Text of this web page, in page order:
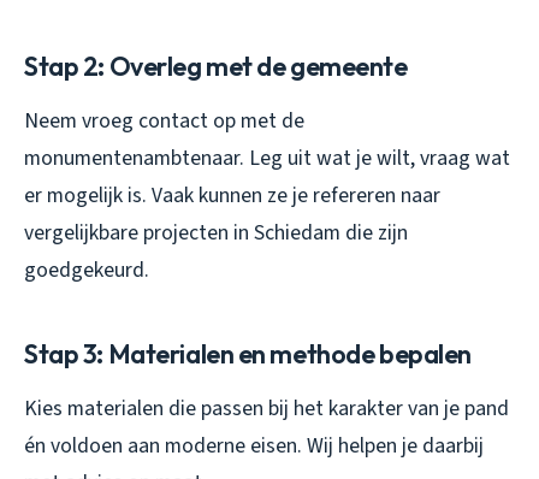
Stap 2: Overleg met de gemeente
Neem vroeg contact op met de
monumentenambtenaar. Leg uit wat je wilt, vraag wat
er mogelijk is. Vaak kunnen ze je refereren naar
vergelijkbare projecten in Schiedam die zijn
goedgekeurd.
Stap 3: Materialen en methode bepalen
Kies materialen die passen bij het karakter van je pand
én voldoen aan moderne eisen. Wij helpen je daarbij